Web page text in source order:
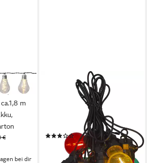
10-
m
€
bei dir
STAR TRADING
LED-Lichterkette Circus
Filament, 10-flammig, ca. 15x6
cm, ca. 4,05 m Länge, mit
Trafo, outdoor, Vierfarb-
Karton
(1)
ab 29,75 € UVP 44,90 €